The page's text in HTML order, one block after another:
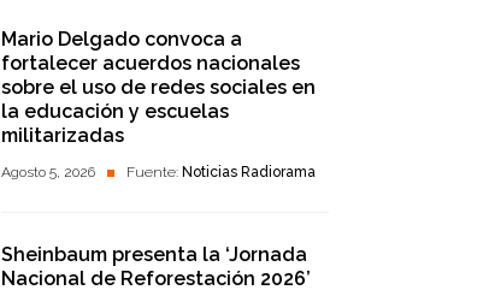
Mario Delgado convoca a
fortalecer acuerdos nacionales
sobre el uso de redes sociales en
la educación y escuelas
militarizadas
Agosto 5, 2026 Fuente: Noticias Radiorama
Sheinbaum presenta la ‘Jornada
Nacional de Reforestación 2026’